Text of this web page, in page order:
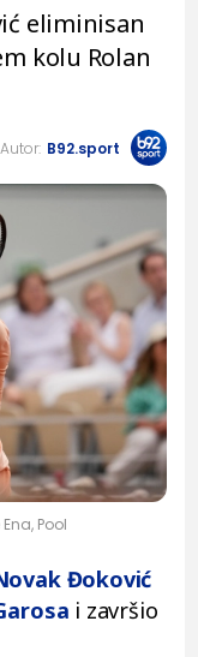
eliminisan
kolu Rolan
Autor: B92.sport
Pool
Đoković
i završio